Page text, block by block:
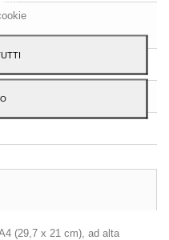
(29,7 x 21 cm), ad alta